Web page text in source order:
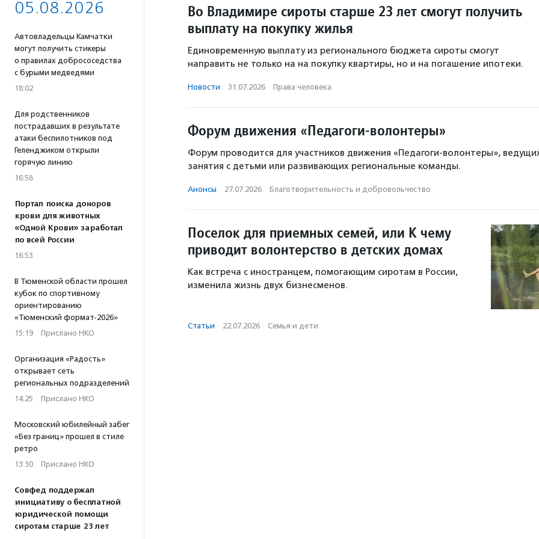
05.08.2026
Автовладельцы Камчатки
могут получить стикеры
о правилах добрососедства
с бурыми медведями
18:02
Для родственников
пострадавших в результате
атаки беспилотников под
Геленджиком открыли
горячую линию
16:58
Портал поиска доноров
крови для животных
«Одной Крови» заработал
по всей России
16:53
В Тюменской области прошел
кубок по спортивному
ориентированию
«Тюменский формат-2026»
15:19 · Прислано НКО
Организация «Радость»
открывает сеть
региональных подразделений
14:25 · Прислано НКО
Московский юбилейный забег
«Без границ» прошел в стиле
ретро
13:30 · Прислано НКО
Совфед поддержал
инициативу о бесплатной
юридической помощи
сиротам старше 23 лет
Во Владимире сироты старше 23 лет смогут получить
выплату на покупку жилья
Единовременную выплату из регионального бюджета сироты смогут
направить не только на на покупку квартиры, но и на погашение ипотеки.
Новости · 31.07.2026 · Права человека
Форум движения «Педагоги-волонтеры»
Форум проводится для участников движения «Педагоги-волонтеры»,
занятия с детьми или развивающих региональные команды.
Анонсы · 27.07.2026 · Благотвори­тель­ность и доброволь­чест­во
Поселок для приемных семей, или К чему
приводит волонтерство в детских домах
Как встреча с иностранцем, помогающим сиротам в России,
изменила жизнь двух бизнесменов.
Статьи · 22.07.2026 · Семья и дети